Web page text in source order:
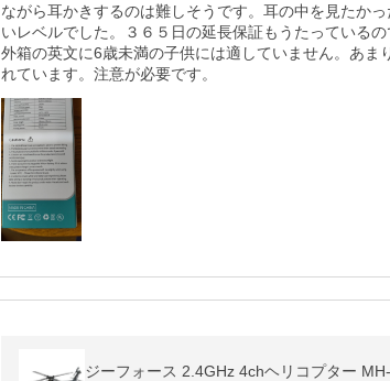
ながら耳かきするのは難しそうです。耳の中を見たか
いレベルでした。３６５日の延長保証もうたっている
外箱の英文に6歳未満の子供には適していません。あ
ジーフォース 2.4GHz 4chヘリコプター